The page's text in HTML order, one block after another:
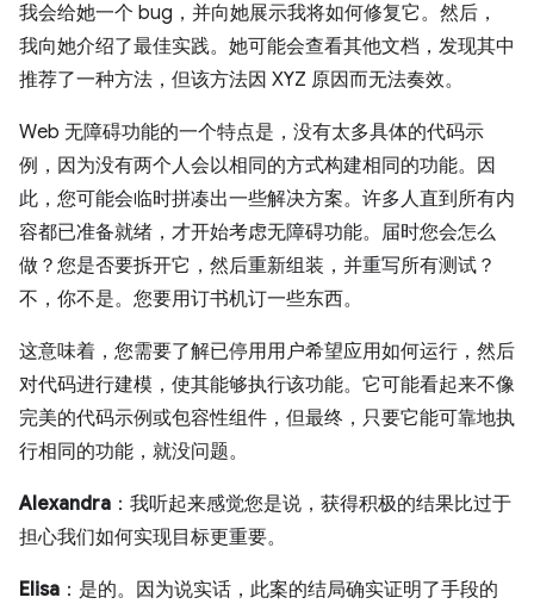
我会给她一个 bug，并向她展示我将如何修复它。然后，
我向她介绍了最佳实践。她可能会查看其他文档，发现其中
推荐了一种方法，但该方法因 XYZ 原因而无法奏效。
Web 无障碍功能的一个特点是，没有太多具体的代码示
例，因为没有两个人会以相同的方式构建相同的功能。因
此，您可能会临时拼凑出一些解决方案。许多人直到所有内
容都已准备就绪，才开始考虑无障碍功能。届时您会怎么
做？您是否要拆开它，然后重新组装，并重写所有测试？
不，你不是。您要用订书机订一些东西。
这意味着，您需要了解已停用用户希望应用如何运行，然后
对代码进行建模，使其能够执行该功能。它可能看起来不像
完美的代码示例或包容性组件，但最终，只要它能可靠地执
行相同的功能，就没问题。
Alexandra ：我听起来感觉您是说，获得积极的结果比过于
担心我们如何实现目标更重要。
Elisa ：是的。因为说实话，此案的结局确实证明了手段的